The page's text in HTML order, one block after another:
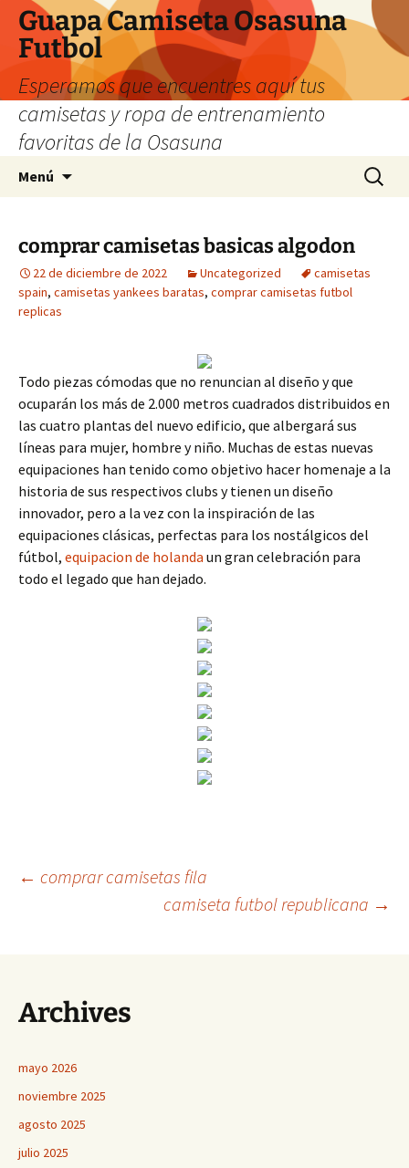
Guapa Camiseta Osasuna
Futbol
Esperamos que encuentres aquí tus
camisetas y ropa de entrenamiento
favoritas de la Osasuna
Menú Buscar:
comprar camisetas basicas algodon
22 de diciembre de 2022 Uncategorized
camisetas
spain, camisetas yankees baratas, comprar camisetas futbol
replicas
Todo piezas cómodas que no renuncian al diseño y que
ocuparán los más de 2.000 metros cuadrados distribuidos en
las cuatro plantas del nuevo edificio, que albergará sus
líneas para mujer, hombre y niño. Muchas de estas nuevas
equipaciones han tenido como objetivo hacer homenaje a la
historia de sus respectivos clubs y tienen un diseño
innovador, pero a la vez con la inspiración de las
equipaciones clásicas, perfectas para los nostálgicos del
fútbol, equipacion de holanda un gran celebración para
todo el legado que han dejado.
Navegación
entradas
← comprar camisetas fila
camiseta futbol republicana →
Archives
mayo 2026
noviembre 2025
agosto 2025
julio 2025